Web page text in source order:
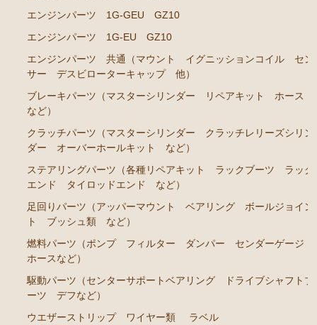
エンジンパーツ M-TEU
エンジンパーツ M-EU
エンジンパーツ 1G-EU
ブレーキパーツ（マスターシリンダー リペアキッ
クラッチパーツ（マスターシリンダー クラッチレリ
ーズシリンダー オーバーホールキット など）
ステアリングパーツ（ピットマンアーム アイドラー
アーム タイロッドエンド など）
足回りパーツ（ベアリング ボールジョイント アー
ムブッシュ類 など）
燃料パーツ（ポンプ フィルター ダンパー センダ
ーゲージなど）
シャフトブーツ など）
エンジンパーツ 1G-GEU GZ10
エンジンパーツ 1G-EU GZ10
エンジンパーツ 共通（マウント イグニッションコイル セン
サー デスビローターキャップ 他）
ブレーキパーツ（マスターシリンダー リペアキット ホース
など）
クラッチパーツ（マスターシリンダー クラッチレリーズシリン
ダー オーバーホールキット など）
ステアリングパーツ（各種リペアキット ラックブーツ ラック
エンド タイロッドエンド など）
足回りパーツ（アッパーマウント ベアリング ボールジョイン
ト ブッシュ類 など）
燃料パーツ（ポンプ フィルター ダンパー センダーゲージ
ホースなど）
駆動パーツ（センターサポートベアリング ドライブシャフトブ
ーツ デフなど）
ウエザーストリップ ワイヤー類
ラベル